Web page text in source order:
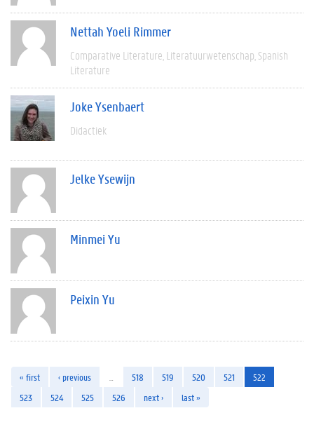
Nettah Yoeli Rimmer
Comparative Literature Literatuurwetenschap Spanish
Literature
Joke Ysenbaert
Didactiek
Jelke Ysewijn
Minmei Yu
Peixin Yu
« first ‹ previous 518 519 520 521
522
523
524 525 526 next › last »